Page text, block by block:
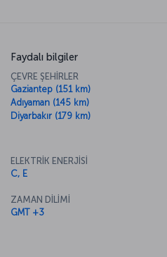
Faydalı bilgiler
ÇEVRE ŞEHİRLER
Gaziantep (151 km)
Adıyaman (145 km)
Diyarbakır (179 km)
ELEKTRİK ENERJİSİ
C, E
ZAMAN DİLİMİ
GMT +3